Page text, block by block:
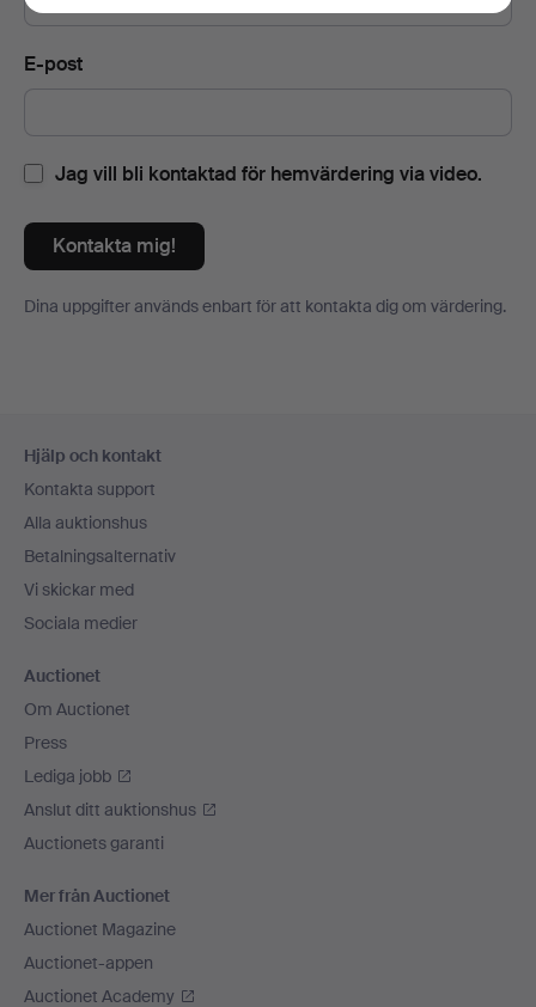
E-post
Jag vill bli kontaktad för hemvärdering via video.
Kontakta mig!
Dina uppgifter används enbart för att kontakta dig om värdering.
Hjälp och kontakt
Kontakta support
Alla auktionshus
Betalningsalternativ
Vi skickar med
Sociala medier
Auctionet
Om Auctionet
Press
Lediga jobb
Anslut ditt auktionshus
Auctionets garanti
Mer från Auctionet
Auctionet Magazine
Auctionet-appen
Auctionet Academy